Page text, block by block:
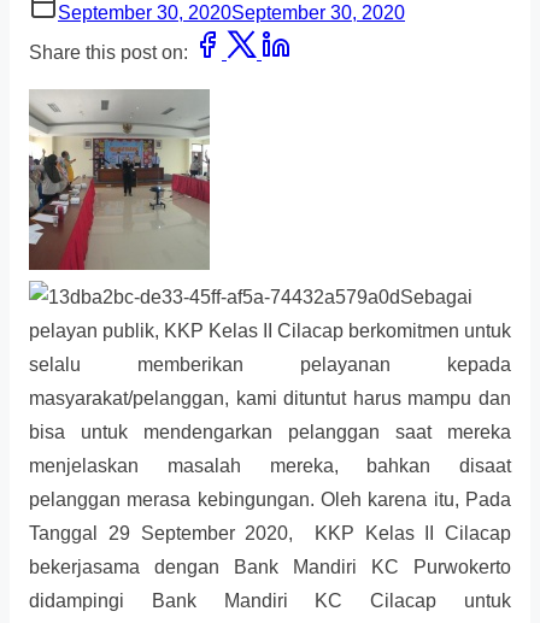
September 30, 2020September 30, 2020
Share this post on:
Sebagai
pelayan publik, KKP Kelas II Cilacap berkomitmen untuk
selalu memberikan pelayanan kepada
masyarakat/pelanggan, kami dituntut harus mampu dan
bisa untuk mendengarkan pelanggan saat mereka
menjelaskan masalah mereka, bahkan disaat
pelanggan merasa kebingungan. Oleh karena itu, Pada
Tanggal 29 September 2020, KKP Kelas II Cilacap
bekerjasama dengan Bank Mandiri KC Purwokerto
didampingi Bank Mandiri KC Cilacap untuk